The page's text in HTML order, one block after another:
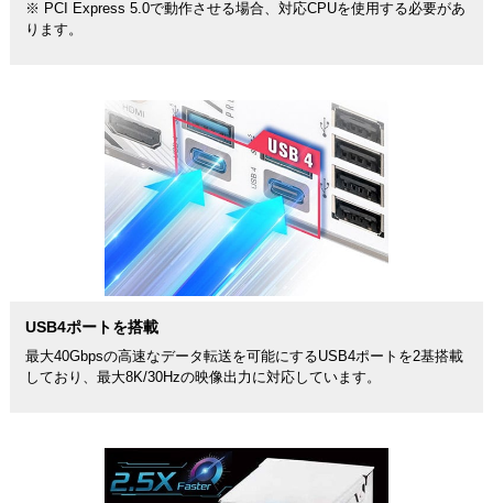
※ PCI Express 5.0で動作させる場合、対応CPUを使用する必要があ
ります。
USB4ポートを搭載
最大40Gbpsの高速なデータ転送を可能にするUSB4ポートを2基搭載
しており、最大8K/30Hzの映像出力に対応しています。